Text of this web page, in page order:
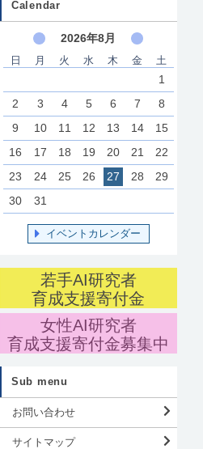
Calendar
2026年8月
日 月 火 水 木 金 土
1
2
3 4 5 6 7
8
9
10 11 12 13 14
15
16
17 18 19 20 21
22
23
24 25 26 27 28
29
30
31
イベントカレンダー
若手AI研究者
育成支援寄付金
女性AI研究者
育成支援寄付金募集中
Sub menu
お問い合わせ
サイトマップ